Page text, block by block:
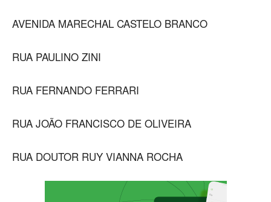
AVENIDA MARECHAL CASTELO BRANCO
RUA PAULINO ZINI
RUA FERNANDO FERRARI
RUA JOÃO FRANCISCO DE OLIVEIRA
RUA DOUTOR RUY VIANNA ROCHA